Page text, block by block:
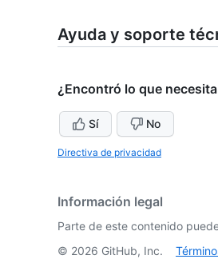
Ayuda y soporte
¿Encontró lo que
Sí No
Directiva de privacidad
Información legal
Parte de este contenido
© 2026 GitHub, Inc.